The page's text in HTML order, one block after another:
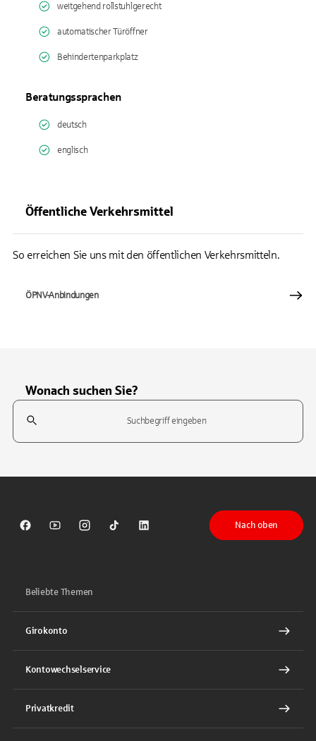
weitgehend rollstuhlgerecht
automatischer Türöffner
Behindertenparkplatz
Beratungssprachen
deutsch
englisch
Öffentliche Verkehrsmittel
So erreichen Sie uns mit den öffentlichen Verkehrsmitteln.
ÖPNV-Anbindungen
Wonach suchen Sie?
Suchfeld
Sparkasse auf Facebook
Sparkasse auf Youtube
Sparkasse auf Instagram
Sparkasse auf TikTok
Sparkasse auf LinkedIn
Nach oben
Beliebte Themen
Girokonto
Kontowechselservice
Privatkredit